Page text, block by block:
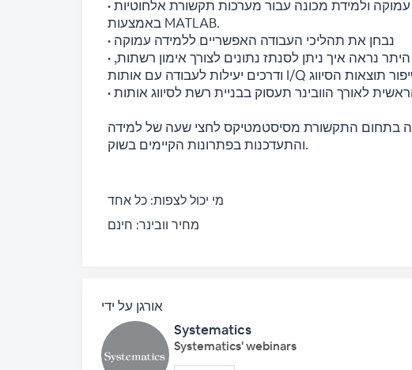
• כיצד ניתן ליישם טכניקות של רשתות למידה עמוקה ולמידת מכונה עבור מערכות תקשורת אלחוטיות
באמצעות MATLAB.
• נבחן את תהליכי העבודה האפשריים ללמידה עמוקה
• נדגים דרכים לביצוע איסוף ותיוג נתונים ובין היתר נראה איך ניתן לסנתז נתונים לצורך אימון רשתות,
בתחום התקשורת מסיסטמטיקס לחצי שעה של למידה
והתעדכנות בפתרונות הקיימים בשוק.
מי יכול לצפות: כל אחד
מחיר וובינר: חינם
אורגן על ידי
Systematics
Systematics' webinars